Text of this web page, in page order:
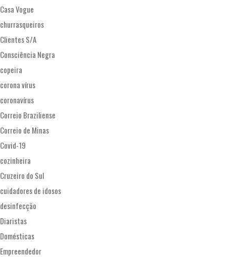
Casa Vogue
churrasqueiros
Clientes S/A
Consciência Negra
copeira
corona vírus
coronavírus
Correio Braziliense
Correio de Minas
Covid-19
cozinheira
Cruzeiro do Sul
cuidadores de idosos
desinfecção
Diaristas
Domésticas
Empreendedor